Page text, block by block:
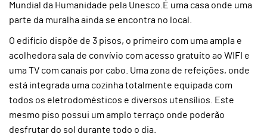
Mundial da Humanidade pela Unesco.É uma casa onde uma
parte da muralha ainda se encontra no local.
O edifício dispõe de 3 pisos, o primeiro com uma ampla e
acolhedora sala de convívio com acesso gratuito ao WIFI e
uma TV com canais por cabo. Uma zona de refeições, onde
está integrada uma cozinha totalmente equipada com
todos os eletrodomésticos e diversos utensílios. Este
mesmo piso possui um amplo terraço onde poderão
desfrutar do sol durante todo o dia.